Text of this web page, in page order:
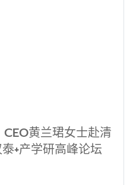
黄兰珺女士赴清
+产学研高峰论坛